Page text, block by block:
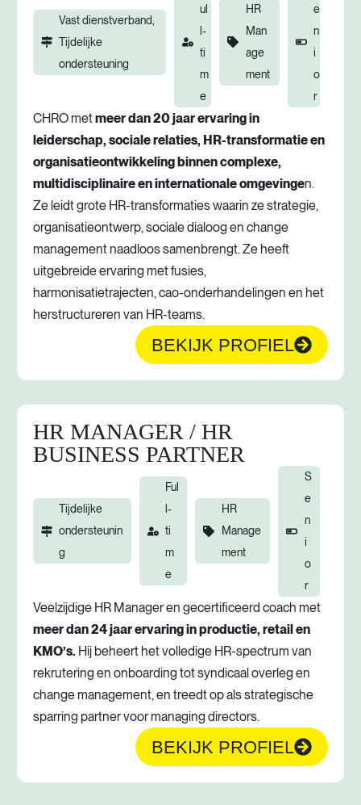
Vast dienstverband,
Tijdelijke
ondersteuning
ul
l-
ti
m
e
HR
Man
age
ment
e
n
i
o
r
CHRO metmeer dan 20 jaar ervaring in
leiderschap, sociale relaties, HR-transformatie en
organisatieontwikkeling binnen complexe,
multidisciplinaire en internationale omgevingen.
Ze leidt grote HR-transformaties waarin ze strategie,
organisatieontwerp, sociale dialoog en change
management naadloos samenbrengt. Ze heeft
uitgebreide ervaring met fusies,
harmonisatietrajecten, cao-onderhandelingen en het
herstructureren van HR-teams.
BEKIJK PROFIEL
HR MANAGER / HR
BUSINESS PARTNER
Tijdelijke
ondersteunin
g
Ful
l-
ti
m
e
HR
Manage
ment
S
e
n
i
o
r
Veelzijdige HR Manager en gecertificeerd coach met
meer dan 24 jaar ervaring in productie, retail en
KMO’s. Hij beheert het volledige HR-spectrum van
rekrutering en onboarding tot syndicaal overleg en
change management, en treedt op als strategische
sparring partner voor managing directors.
BEKIJK PROFIEL